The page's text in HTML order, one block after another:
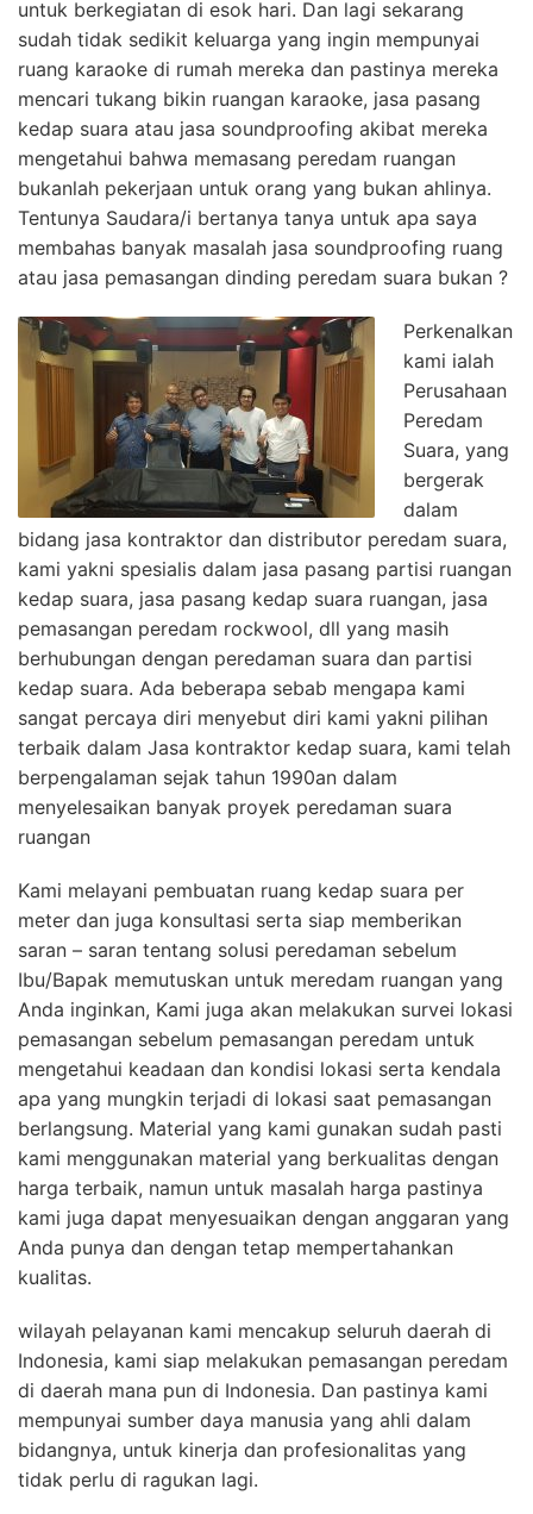
untuk berkegiatan di esok hari. Dan lagi sekarang
sudah tidak sedikit keluarga yang ingin mempunyai
ruang karaoke di rumah mereka dan pastinya mereka
mencari tukang bikin ruangan karaoke, jasa pasang
kedap suara atau jasa soundproofing akibat mereka
mengetahui bahwa memasang peredam ruangan
bukanlah pekerjaan untuk orang yang bukan ahlinya.
Tentunya Saudara/i bertanya tanya untuk apa saya
membahas banyak masalah jasa soundproofing ruang
atau jasa pemasangan dinding peredam suara bukan ?
Perkenalkan
kami ialah
Perusahaan
Peredam
Suara, yang
bergerak
dalam
bidang jasa kontraktor dan distributor peredam suara,
kami yakni spesialis dalam jasa pasang partisi ruangan
kedap suara, jasa pasang kedap suara ruangan, jasa
pemasangan peredam rockwool, dll yang masih
berhubungan dengan peredaman suara dan partisi
kedap suara. Ada beberapa sebab mengapa kami
sangat percaya diri menyebut diri kami yakni pilihan
terbaik dalam Jasa kontraktor kedap suara, kami telah
berpengalaman sejak tahun 1990an dalam
menyelesaikan banyak proyek peredaman suara
ruangan
Kami melayani pembuatan ruang kedap suara per
meter dan juga konsultasi serta siap memberikan
saran – saran tentang solusi peredaman sebelum
Ibu/Bapak memutuskan untuk meredam ruangan yang
Anda inginkan, Kami juga akan melakukan survei lokasi
pemasangan sebelum pemasangan peredam untuk
mengetahui keadaan dan kondisi lokasi serta kendala
apa yang mungkin terjadi di lokasi saat pemasangan
berlangsung. Material yang kami gunakan sudah pasti
kami menggunakan material yang berkualitas dengan
harga terbaik, namun untuk masalah harga pastinya
kami juga dapat menyesuaikan dengan anggaran yang
Anda punya dan dengan tetap mempertahankan
kualitas.
wilayah pelayanan kami mencakup seluruh daerah di
Indonesia, kami siap melakukan pemasangan peredam
di daerah mana pun di Indonesia. Dan pastinya kami
mempunyai sumber daya manusia yang ahli dalam
bidangnya, untuk kinerja dan profesionalitas yang
tidak perlu di ragukan lagi.